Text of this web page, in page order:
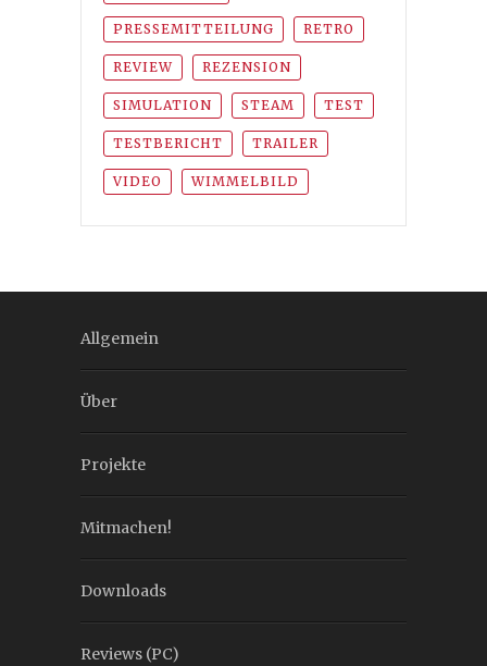
PRESSEMITTEILUNG RETRO
REVIEW REZENSION
SIMULATION STEAM TEST
TESTBERICHT TRAILER
VIDEO WIMMELBILD
Allgemein
Über
Projekte
Mitmachen!
Downloads
Reviews (PC)